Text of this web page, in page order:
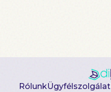
RólunkÜgyfélszolgálat